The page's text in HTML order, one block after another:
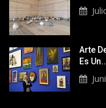
Arte
Es